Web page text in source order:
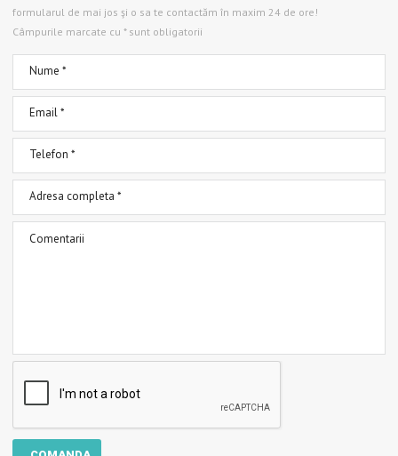
formularul de mai jos şi o sa te contactăm în maxim 24 de ore!
Câmpurile marcate cu * sunt obligatorii